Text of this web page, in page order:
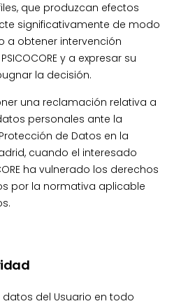
que produzcan efectos
significativamente de modo
a obtener intervención
y a expresar su
la decisión.
una reclamación relativa a
personales ante la
de Datos en la
cuando el interesado
ha vulnerado los derechos
por la normativa aplicable
datos del Usuario en todo